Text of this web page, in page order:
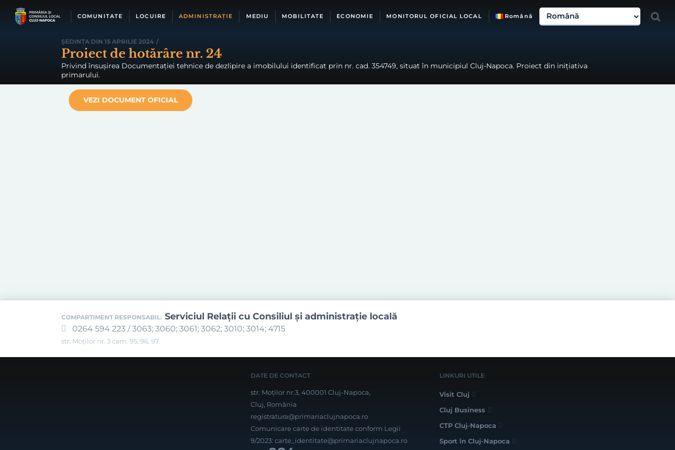
COMUNITATE LOCUIRE ADMINISTRAȚIE MEDIU MOBILITATE ECONOMIE MONITORUL OFICIAL LOCAL Română
ȘEDINȚA DIN 15 APRILIE 2024 /
Proiect de hotărâre nr. 24
Privind însușirea Documentației tehnice de dezlipire a imobilului identificat prin nr. cad. 354749, situat în municipiul Cluj-Napoca. Proiect din inițiativa
primarului.
VEZI DOCUMENT OFICIAL
COMPARTIMENT RESPONSABIL: Serviciul Relaţii cu Consiliul şi administraţie locală
0264 594 223 / 3063; 3060; 3061; 3062; 3010; 3014; 4715
str. Moților nr. 3 cam. 95, 96, 97
DATE DE CONTACT
str. Moților nr.3, 400001 Cluj-Napoca,
Cluj, România
registratura@primariaclujnapoca.ro
Comunicare carte de identitate conform Legii
9/2023: carte_identitate@primariaclujnapoca.ro
LINKURI UTILE
Visit Cluj
Cluj Business
CTP Cluj-Napoca
Sport în Cluj-Napoca